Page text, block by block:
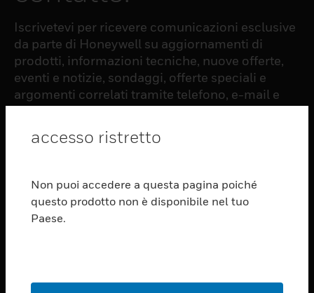
Iscrivetevi per ricevere comunicazioni esclusive
da parte di Honeywell su aggiornamenti di
prodotti, informazioni tecniche, nuove offerte,
eventi e notizie, sondaggi, offerte speciali e
argomenti correlati tramite telefono, e-mail e
PRODUCTS
toggle view
accesso ristretto
Non puoi accedere a questa pagina poiché
questo prodotto non è disponibile nel tuo
Paese.